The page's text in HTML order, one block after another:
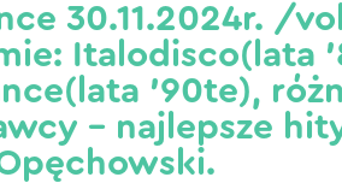
30.11.2024r. /
Italodisco(lata
’90te),
– najlepsze